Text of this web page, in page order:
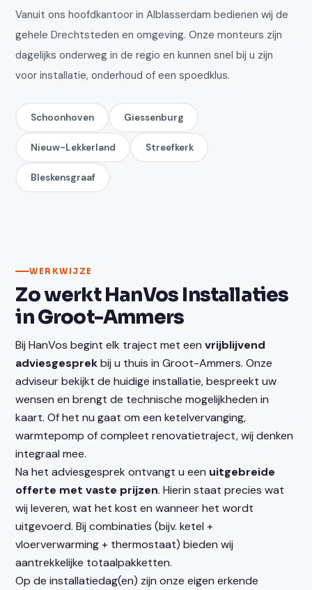
Vanuit ons hoofdkantoor in Alblasserdam bedienen wij de
gehele Drechtsteden en omgeving. Onze monteurs zijn
dagelijks onderweg in de regio en kunnen snel bij u zijn
voor installatie, onderhoud of een spoedklus.
Schoonhoven Giessenburg
Nieuw-Lekkerland Streefkerk
Bleskensgraaf
WERKWIJZE
Zo werkt HanVos Installaties
in Groot-Ammers
Bij HanVos begint elk traject met eenvrijblijvend
adviesgesprekbij u thuis in Groot-Ammers. Onze
adviseur bekijkt de huidige installatie, bespreekt uw
wensen en brengt de technische mogelijkheden in
kaart. Of het nu gaat om een ketelvervanging,
warmtepomp of compleet renovatietraject, wij denken
integraal mee.
Na het adviesgesprek ontvangt u een uitgebreide
offerte met vaste prijzen. Hierin staat precies wat
wij leveren, wat het kost en wanneer het wordt
uitgevoerd. Bij combinaties (bijv. ketel +
vloerverwarming + thermostaat) bieden wij
aantrekkelijke totaalpakketten.
Op de installatiedag(en) zijn onze eigen erkende